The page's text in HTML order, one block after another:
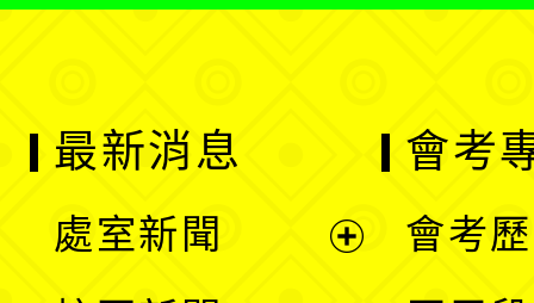
最新消息
處室新聞
會考
會考